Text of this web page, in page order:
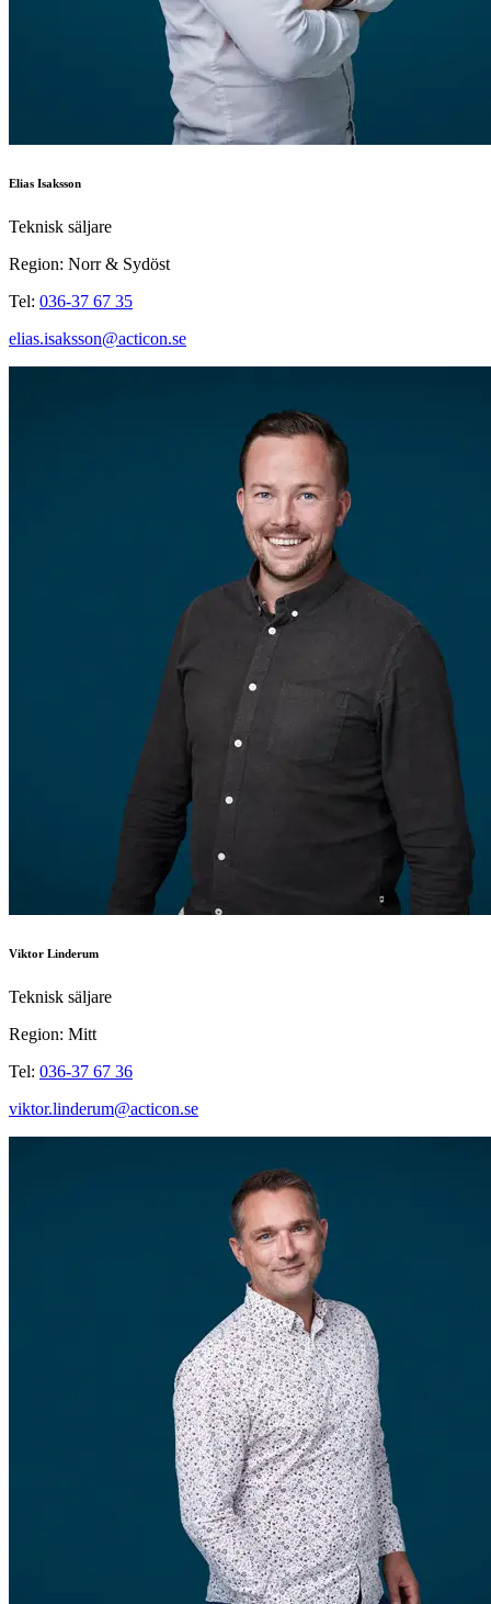
Elias Isaksson
Teknisk säljare
Region: Norr & Sydöst
Tel: 036-37 67 35
elias.isaksson@acticon.se
Viktor Linderum
Teknisk säljare
Region: Mitt
Tel: 036-37 67 36
viktor.linderum@acticon.se